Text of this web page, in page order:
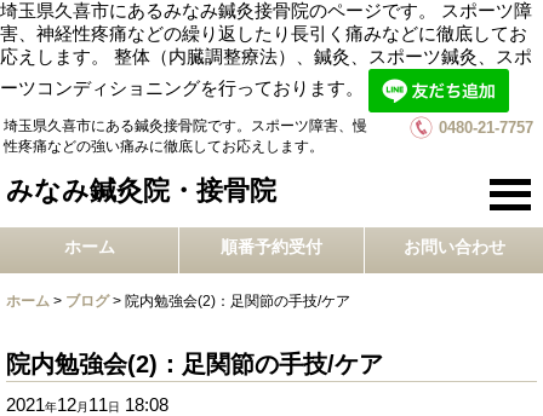
埼玉県久喜市にあるみなみ鍼灸接骨院のページです。 スポーツ障
害、神経性疼痛などの繰り返したり長引く痛みなどに徹底してお
応えします。 整体（内臓調整療法）、鍼灸、スポーツ鍼灸、スポ
ーツコンディショニングを行っております。
埼玉県久喜市にある鍼灸接骨院です。スポーツ障害、慢
性疼痛などの強い痛みに徹底してお応えします。
0480-21-7757
みなみ鍼灸院・接骨院
ホーム 順番予約受付 お問い合わせ
ホーム > ブログ > 院内勉強会(2)：足関節の手技/ケア
院内勉強会(2)：足関節の手技/ケア
2021年12月 11日 18:08